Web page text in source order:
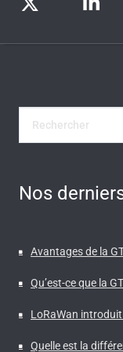
Nos
Avantages de la
Qu’est-ce que la
LoRaWan introduit
Quelle est la